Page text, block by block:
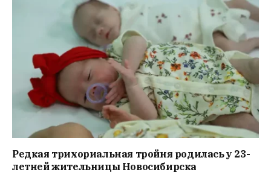
Редкая трихориальная тройня родилась у 23-
летней жительницы Новосибирска